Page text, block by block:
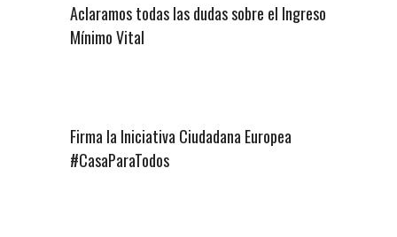
Aclaramos todas las dudas sobre el Ingreso
Mínimo Vital
Firma la Iniciativa Ciudadana Europea
#CasaParaTodos